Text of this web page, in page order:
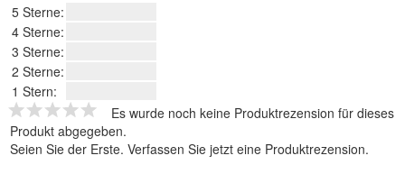
5 Sterne:
4 Sterne:
3 Sterne:
2 Sterne:
1 Stern:
Es wurde noch keine Produktrezension für dieses
Produkt abgegeben.
Seien Sie der Erste. Verfassen Sie jetzt eine Produktrezension.